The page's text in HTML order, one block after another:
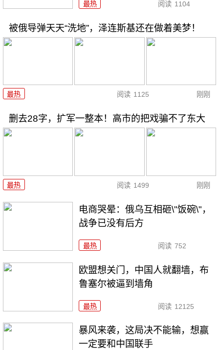
最热 阅读 1104
被俄导弹天天“洗地”，泽连斯基还在做着美梦！
最热 阅读 1125 刚刚
删去28字，扩军一整本！高市的把戏骗不了东大
最热 阅读 1499 刚刚
电商哭晕：俄乌互相砸\"饭碗\"，
战争已没有后方
最热 阅读 752
欧盟想关门，中国人就翻墙，布
鲁塞尔被逼到墙角
最热 阅读 12125
暴风来袭，这局决不能输，想赢
一定要和中国联手